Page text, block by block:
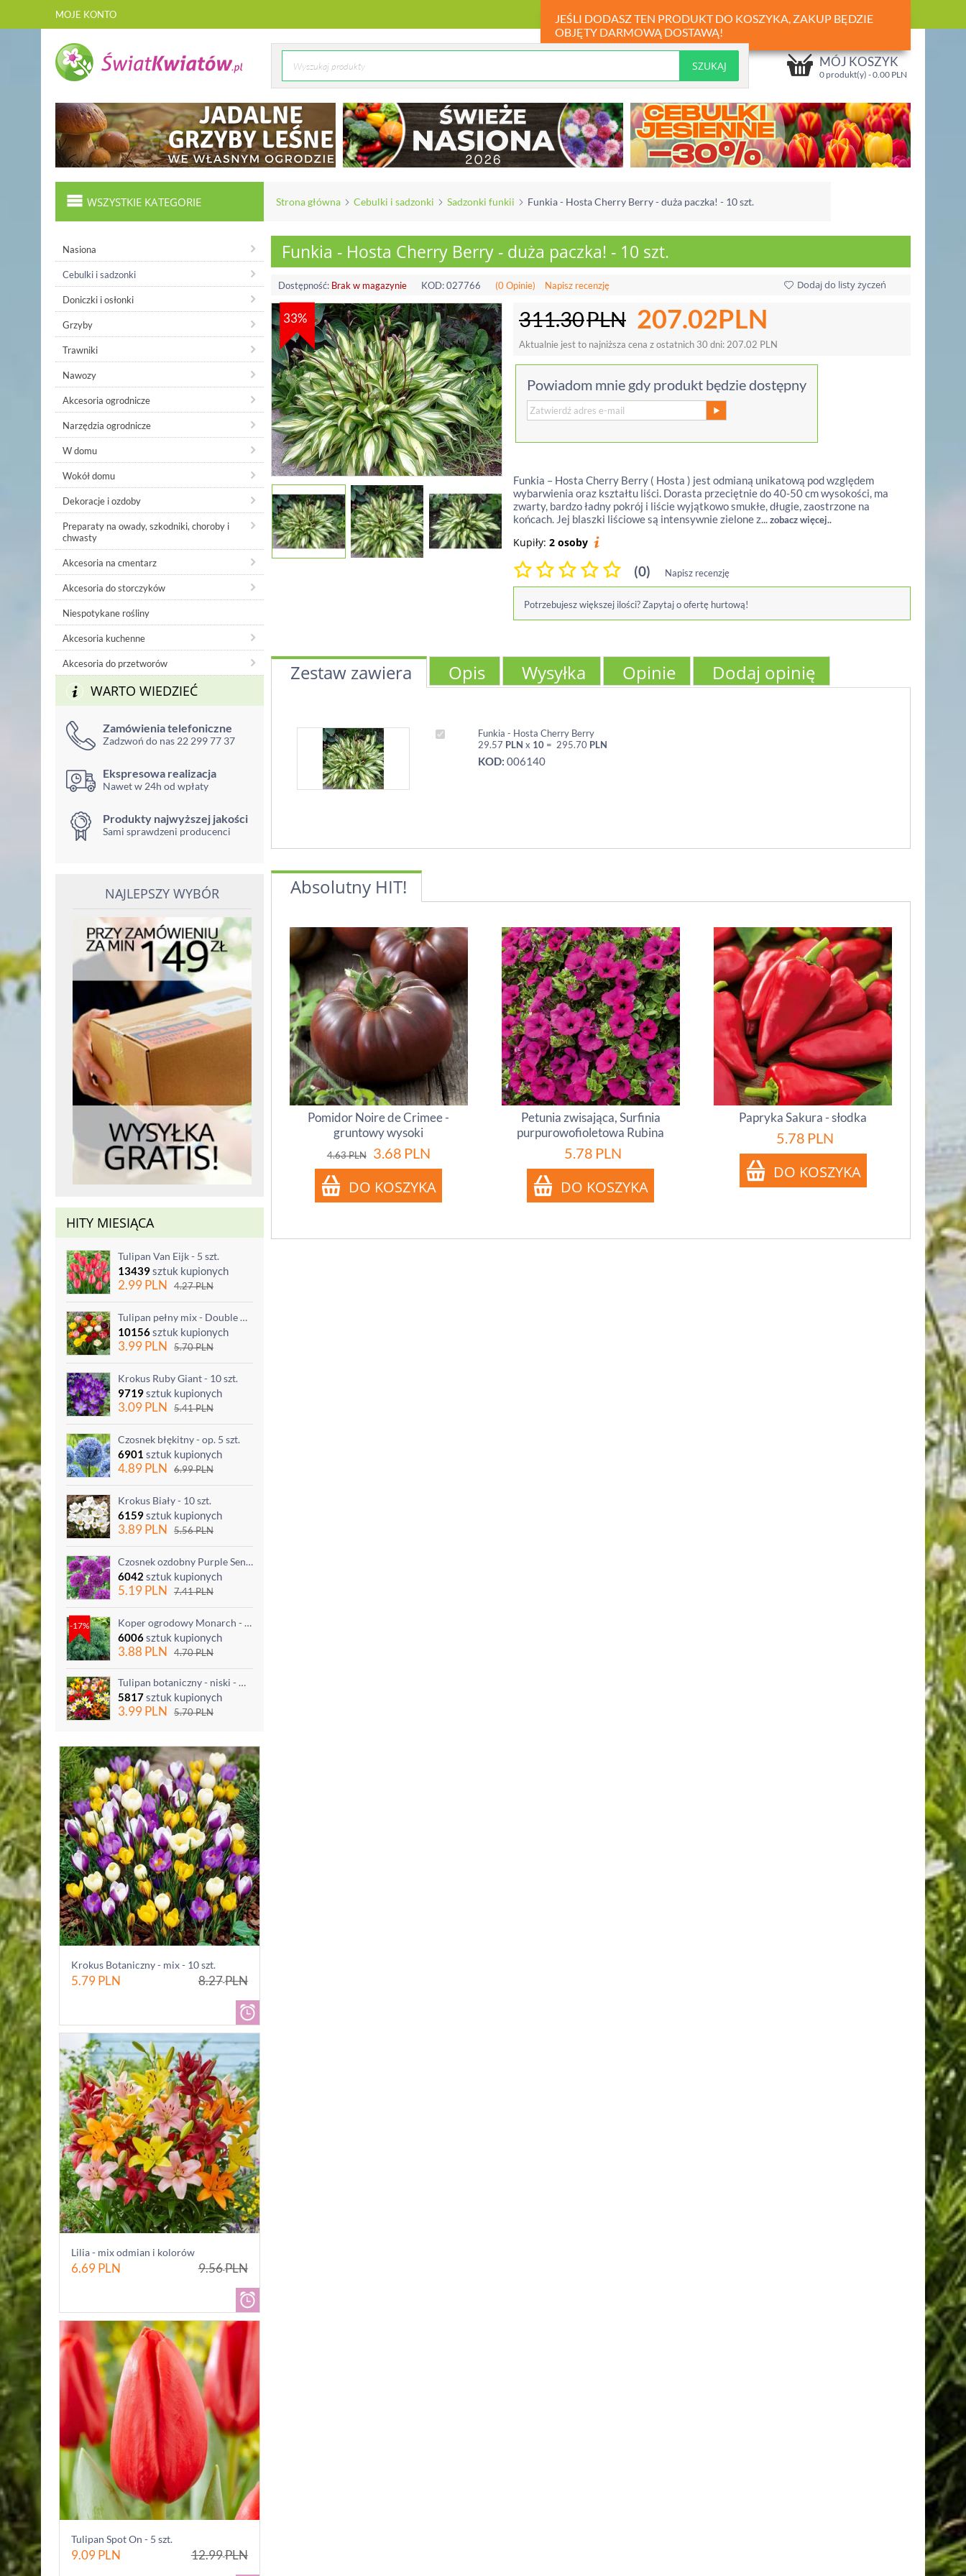
MOJE KONTO
JEŚLI DODASZ TEN PRODUKT DO KOSZYKA, ZAKUP BĘDZIE
OBJĘTY DARMOWĄ DOSTAWĄ!
MÓJ KOSZYK
0 produkt(y) -0.00 PLN
WSZYSTKIE KATEGORIE Strona główna Cebulki i sadzonki Sadzonki funkii Funkia - Hosta Cherry Berry - duża paczka! - 10 szt.
Nasiona
Cebulki i sadzonki
Doniczki i osłonki
Grzyby
Trawniki
Nawozy
Akcesoria ogrodnicze
Narzędzia ogrodnicze
W domu
Wokół domu
Dekoracje i ozdoby
Preparaty na owady, szkodniki, choroby i
chwasty
Akcesoria na cmentarz
Akcesoria do storczyków
Niespotykane rośliny
Akcesoria kuchenne
Akcesoria do przetworów
WARTO WIEDZIEĆ
Zamówienia telefoniczne
Zadzwoń do nas 22 299 77 37
Ekspresowa realizacja
Nawet w 24h od wpłaty
Produkty najwyższej jakości
Sami sprawdzeni producenci
NAJLEPSZY WYBÓR
HITY MIESIĄCA
Tulipan Van Eijk - 5 szt.
13439sztuk kupionych
2.99PLN 4.27PLN
Tulipan pełny mix - Double mix - 5 szt.
10156sztuk kupionych
3.99PLN 5.70PLN
Krokus Ruby Giant - 10 szt.
9719sztuk kupionych
3.09PLN 5.41PLN
Czosnek błękitny - op. 5 szt.
6901 sztuk kupionych
4.89PLN 6.99PLN
Krokus Biały - 10 szt.
6159sztuk kupionych
3.89PLN 5.56PLN
Czosnek ozdobny Purple Sensation - op. 3 szt.
6042 sztuk kupionych
5.19PLN 7.41PLN
-17% Koper ogrodowy Monarch - po ścięciu odrasta
6006sztuk kupionych
3.88 PLN 4.70PLN
Tulipan botaniczny - niski - mix kolorów - 5 szt.
5817sztuk kupionych
3.99PLN 5.70PLN
Krokus Botaniczny - mix - 10 szt.
5.79PLN 8.27PLN
Lilia - mix odmian i kolorów
6.69PLN 9.56PLN
Tulipan Spot On - 5 szt.
9.09PLN 12.99PLN
Funkia - Hosta Cherry Berry - duża paczka! - 10 szt.
Dostępność: Brak w magazynie KOD:027766 (0 Opinie) Napisz recenzję Dodaj do listy życzeń
33% 311.30PLN 207.02PLN
Aktualnie jest to najniższa cena z ostatnich 30 dni: 207.02 PLN
Powiadom mnie gdy produkt będzie dostępny
Funkia – Hosta Cherry Berry ( Hosta ) jest odmianą unikatową pod względem
wybarwienia oraz kształtu liści. Dorasta przeciętnie do 40-50 cm wysokości, ma
zwarty, bardzo ładny pokrój i liście wyjątkowo smukłe, długie, zaostrzone na
końcach. Jej blaszki liściowe są intensywnie zielone z...zobacz więcej..
Kupiły: 2 osoby
(0) Napisz recenzję
Potrzebujesz większej ilości? Zapytaj o ofertę hurtową!
Zestaw zawiera Opis Wysyłka Opinie Dodaj opinię
Funkia - Hosta Cherry Berry
29.57 PLN x 10 = 295.70 PLN
KOD: 006140
Absolutny HIT!
Pomidor Noire de Crimee -
gruntowy wysoki
4.63PLN 3.68 PLN
Petunia zwisająca, Surfinia
purpurowofioletowa Rubina
5.78 PLN
Papryka Sakura - słodka
5.78 PLN